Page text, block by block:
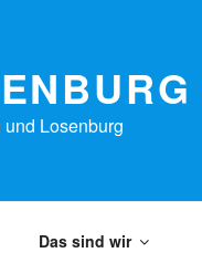
Losenburg
Das sind wir